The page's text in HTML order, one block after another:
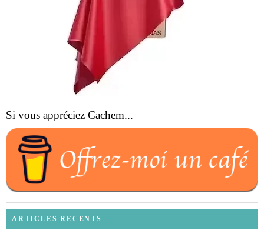
Si vous appréciez Cachem...
ARTICLES RECENTS